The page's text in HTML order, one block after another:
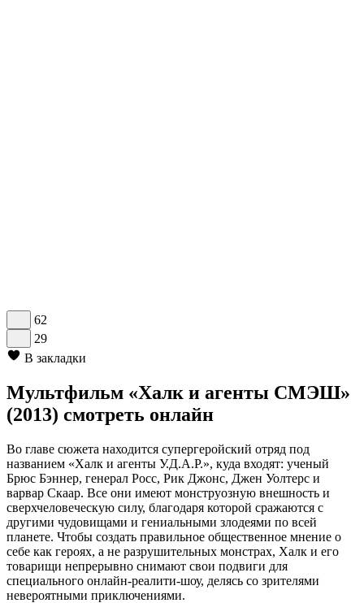
62
29
В закладки
Мультфильм «Халк и агенты СМЭШ»
(2013) смотреть онлайн
Во главе сюжета находится супергеройский отряд под
названием «Халк и агенты У.Д.А.Р.», куда входят: ученый
Брюс Бэннер, генерал Росс, Рик Джонс, Джен Уолтерс и
варвар Скаар. Все они имеют монструозную внешность и
сверхчеловеческую силу, благодаря которой сражаются с
другими чудовищами и гениальными злодеями по всей
планете. Чтобы создать правильное общественное мнение о
себе как героях, а не разрушительных монстрах, Халк и его
товарищи непрерывно снимают свои подвиги для
специального онлайн-реалити-шоу, делясь со зрителями
невероятными приключениями.